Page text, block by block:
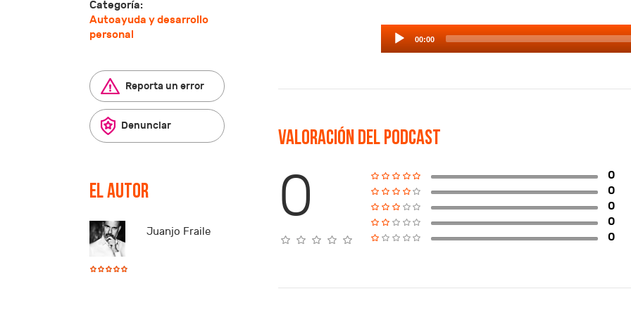
Player
00:00
Valoración del podcast
0
0
0
0
0
0
Categoría:
Autoayuda y desarrollo
personal
Reporta un error
Denunciar
El autor
Juanjo Fraile